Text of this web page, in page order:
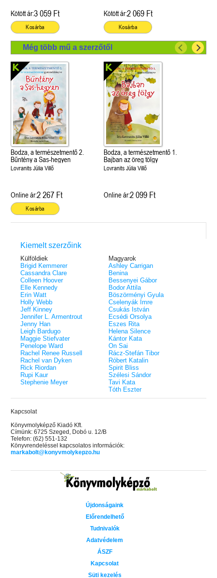
Kötött ár:3 059 Ft
Kosárba
Kötött ár:2 069 Ft
Kosárba
Még több mű a szerzőtől
Bodza, a természetmentő 2.
Bűntény a Sas-hegyen
Lovranits Júlia Villő
Online ár:2 267 Ft
Kosárba
Bodza, a természetmentő 1.
Bajban az öreg tölgy
Lovranits Júlia Villő
Online ár:2 099 Ft
Kiemelt szerzőink
Külföldiek
Brigid Kemmerer
Cassandra Clare
Colleen Hoover
Elle Kennedy
Erin Watt
Holly Webb
Jeff Kinney
Jennifer L. Armentrout
Jenny Han
Leigh Bardugo
Maggie Stiefvater
Penelope Ward
Rachel Renee Russell
Rachel van Dyken
Rick Riordan
Rupi Kaur
Stephenie Meyer
Magyarok
Ashley Carrigan
Benina
Bessenyei Gábor
Bodor Attila
Böszörményi Gyula
Cselenyák Imre
Csukás István
Ecsédi Orsolya
Eszes Rita
Helena Silence
Kántor Kata
On Sai
Rácz-Stefán Tibor
Róbert Katalin
Spirit Bliss
Szélesi Sándor
Tavi Kata
Tóth Eszter
Kapcsolat
Könyvmolyképző Kiadó Kft.
Címünk: 6725 Szeged, Dobó u. 12/B
Telefon: (62) 551-132
Könyvrendeléssel kapcsolatos információk:
markabolt@konyvmolykepzo.hu
Újdonságaink
Előrendelhető
Tudnivalók
Adatvédelem
ÁSZF
Kapcsolat
Süti kezelés